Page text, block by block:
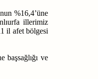
%16,4’üne
illerimiz
il afet bölgesi
başsağlığı ve